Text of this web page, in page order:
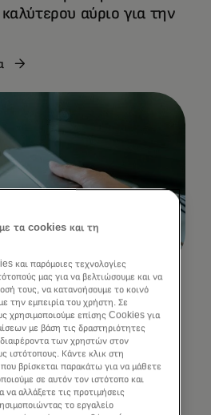
αύριο για την
οικονομιών της
ψηφιακών εταιρικών
τα cookies και τη
και παρόμοιες τεχνολογίες
μας για να βελτιώσουμε και να
τους, να κατανοήσουμε το κοινό
την εμπειρία του χρήστη. Σε
χρησιμοποιούμε επίσης Cookies για
με βάση τις δραστηριότητες
των χρηστών στον
ιστότοπους. Κάντε κλικ στη
βρίσκεται παρακάτω για να μάθετε
σε αυτόν τον ιστότοπο και
να αλλάξετε τις προτιμήσεις
το εργαλείο